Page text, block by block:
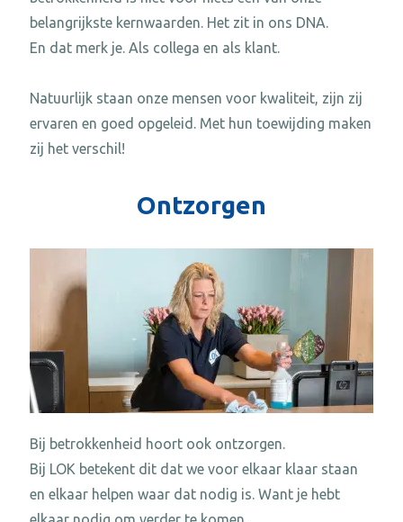
belangrijkste kernwaarden. Het zit in ons DNA.
En dat merk je. Als collega en als klant.
Natuurlijk staan onze mensen voor kwaliteit, zijn zij
ervaren en goed opgeleid. Met hun toewijding maken
zij het verschil!
Ontzorgen
Bij betrokkenheid hoort ook ontzorgen.
Bij LOK betekent dit dat we voor elkaar klaar staan
en elkaar helpen waar dat nodig is. Want je hebt